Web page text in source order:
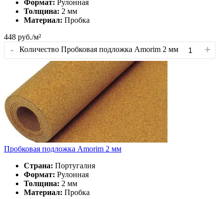
Формат: Рулонная
Толщина: 2 мм
Материал: Пробка
448 руб./м²
- Количество Пробковая подложка Amorim 2 мм +
Пробковая подложка Amorim 2 мм
Страна: Португалия
Формат: Рулонная
Толщина: 2 мм
Материал: Пробка